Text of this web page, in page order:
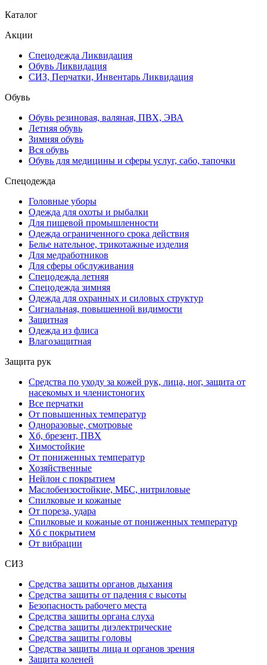
Каталог
Акции
Спецодежда Ликвидация
Обувь Ликвидация
СИЗ, Перчатки, Инвентарь Ликвидация
Обувь
Обувь резиновая, валяная, ПВХ, ЭВА
Летняя обувь
Зимняя обувь
Вся обувь
Обувь для медицины и сферы услуг, сабо, тапочки
Спецодежда
Головные уборы
Одежда для охоты и рыбалки
Для пищевой промышленности
Одежда ограниченного срока действия
Белье нательное, трикотажные изделия
Для медработников
Для сферы обслуживания
Спецодежда летняя
Спецодежда зимняя
Одежда для охранных и силовых структур
Сигнальная, повышенной видимости
Защитная
Одежда из флиса
Влагозащитная
Защита рук
Средства по уходу за кожей рук, лица, ног, защита от
насекомых и членистоногих
Все перчатки
От повышенных температур
Одноразовые, смотровые
Хб, брезент, ПВХ
Химостойкие
От пониженных температур
Хозяйственные
Нейлон с покрытием
Маслобензостойкие, МБС, нитриловые
Спилковые и кожаные
От пореза, удара
Спилковые и кожаные от пониженных температур
Хб с покрытием
От вибрации
СИЗ
Средства защиты органов дыхания
Средства защиты от падения с высоты
Безопасность рабочего места
Средства защиты органа слуха
Средства защиты диэлектрические
Средства защиты головы
Средства защиты лица и органов зрения
Защита коленей